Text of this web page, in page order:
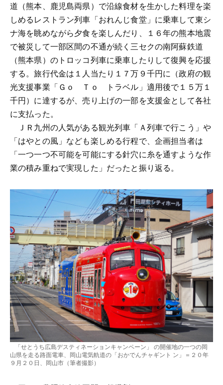
道（熊本、鹿児島両県）で沿線食材を生かした料理を楽
しめるレストラン列車「おれんじ食堂」に乗車して東シ
ナ海を眺めながら夕食を楽しんだり、１６年の熊本地震
で被災して一部区間の不通が続く三セクの南阿蘇鉄道
（熊本県）のトロッコ列車に乗車したりして復興を応援
する。旅行代金は１人当たり１７万９千円に（政府の観
光支援事業「Ｇｏ Ｔｏ トラベル」適用後で１５万１
千円）に達するが、売り上げの一部を支援金として各社
に支払った。
ＪＲ九州の人気がある観光列車「Ａ列車で行こう」や
「はやとの風」なども楽しめる行程で、企画担当者は
「一つ一つ不可能を可能にする針穴に糸を通すような作
業の積み重ねで実現した」だったと振り返る。
「せとうち広島デスティネーションキャンペーン」 の開催地の一つの岡
山県を走る路面電車、岡山電気軌道の「おかでんチャギント ン」＝２０年
９月２０日、岡山市（筆者撮影）